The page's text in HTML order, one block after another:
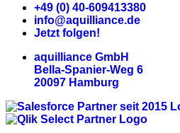
+49 (0) 40-609413380
info@aquilliance.de
Jetzt folgen!
aquilliance GmbH
Bella-Spanier-Weg 6
20097 Hamburg